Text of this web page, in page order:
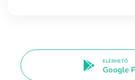
ELÉRHETŐ
Google